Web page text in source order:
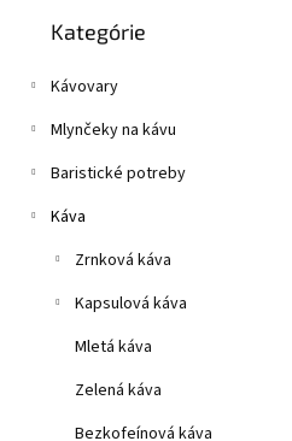
n
e
kategórie
Kategórie
Kávovary
Mlynčeky na kávu
Baristické potreby
Káva
Zrnková káva
Kapsulová káva
Mletá káva
Zelená káva
Bezkofeínová káva